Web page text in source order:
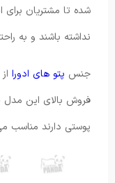
شده تا مشتریان
نداشته باشند و به
جنس پتو های ادورا
فروش بالای این مدل
پوستی دارند مناسب